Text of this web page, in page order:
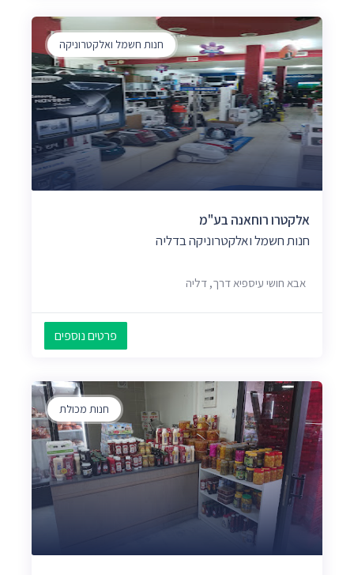
חנות חשמל ואלקטרוניקה
אלקטרו רוחאנה בע"מ
חנות חשמל ואלקטרוניקה בדליה
אבא חושי עיספיא דרך, דליה
פרטים נוספים
חנות מכולת